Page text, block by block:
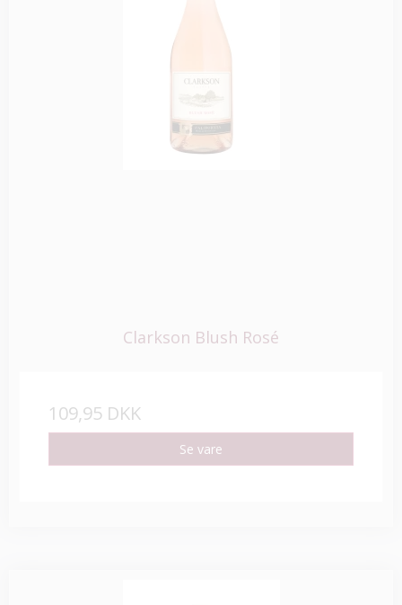
Clarkson Blush Rosé
109,95 DKK
Se vare